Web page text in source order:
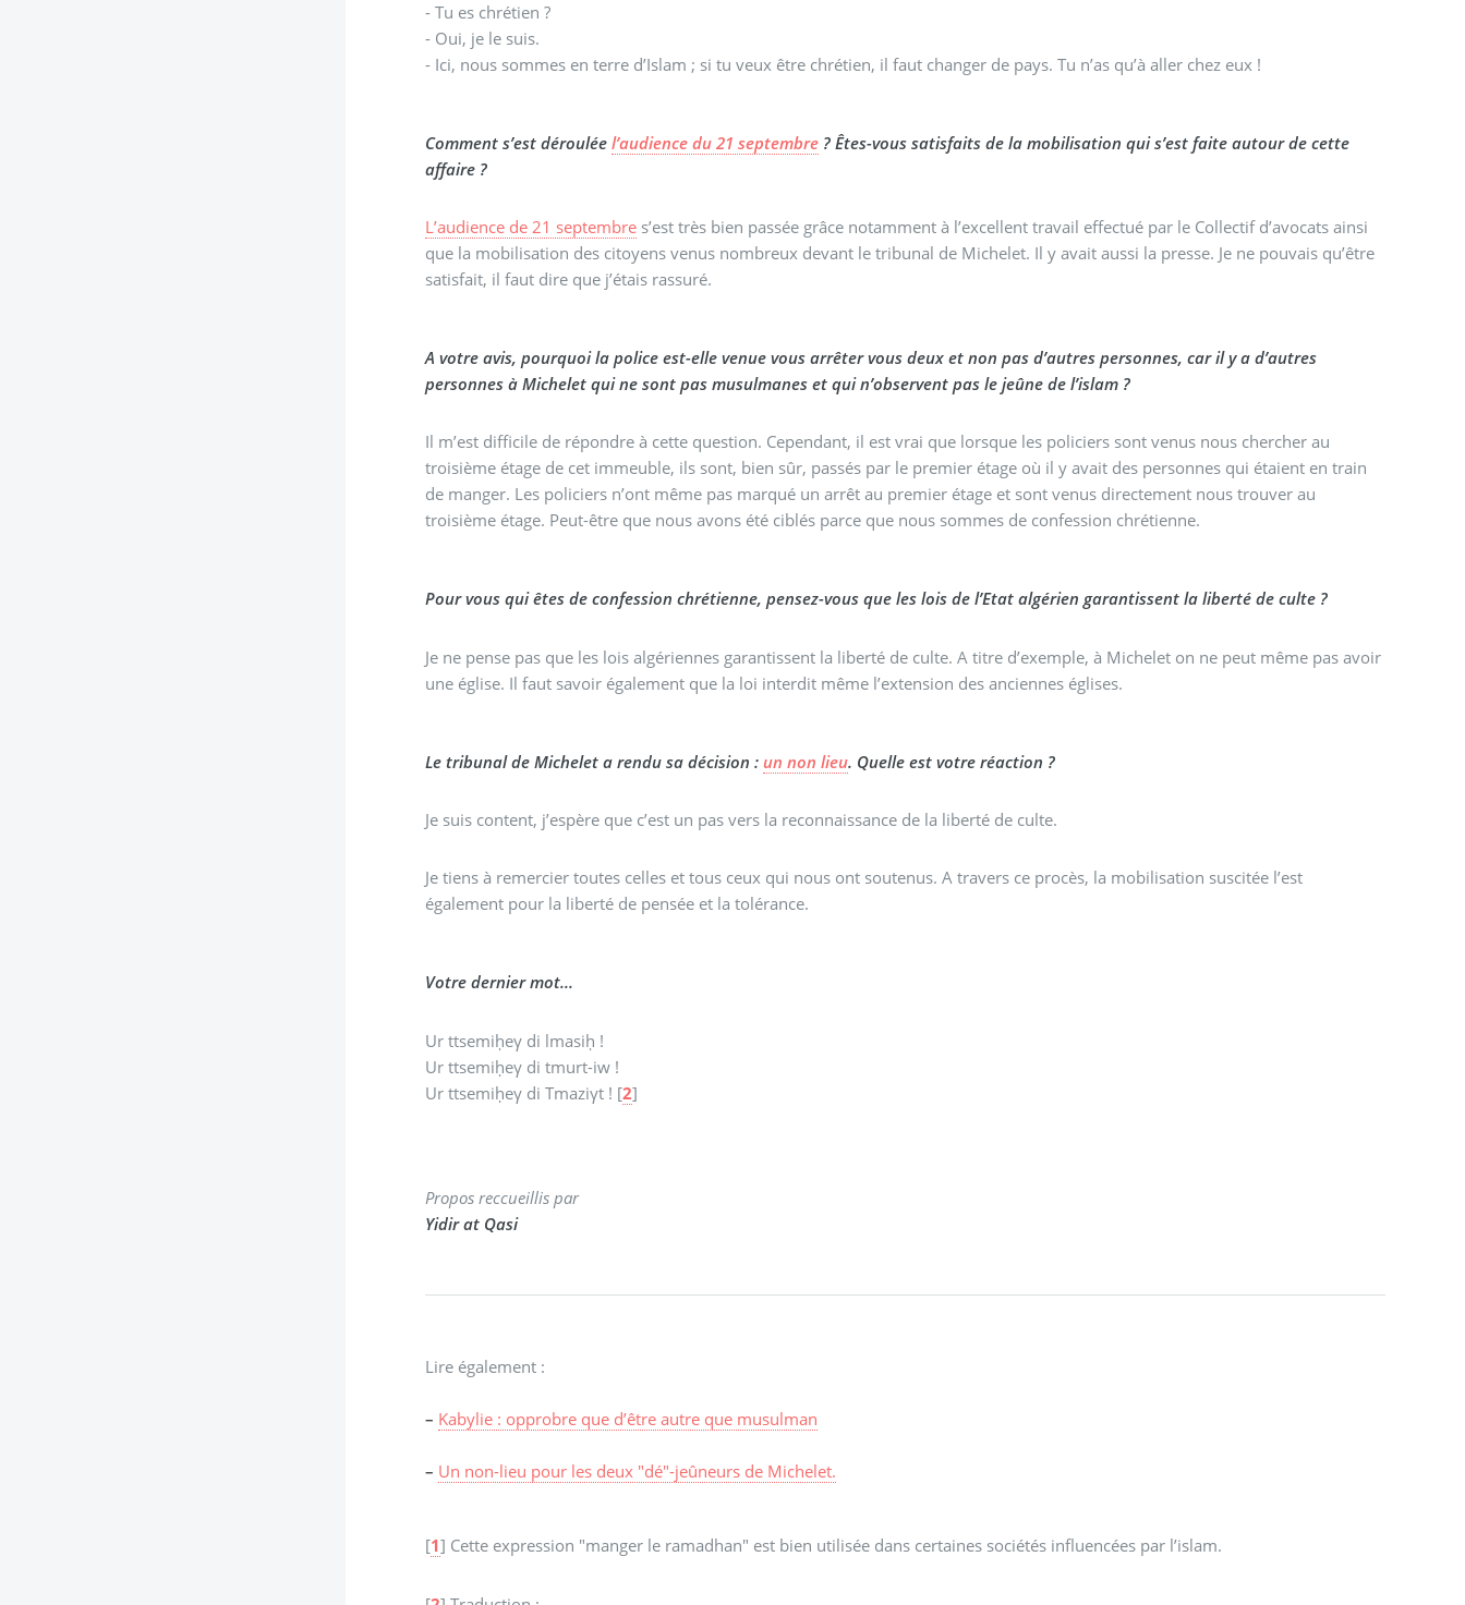
- Tu es chrétien ?
- Oui, je le suis.
- Ici, nous sommes en terre d’Islam ; si tu veux être chrétien, il faut changer de pays. Tu n’as qu’à aller chez eux !
Comment s’est dérouléel’audience du 21 septembre ? Êtes-vous satisfaits de la mobilisation qui s’est faite autour de cette
affaire ?
L’audience de 21 septembre s’est très bien passée grâce notamment à l’excellent travail effectué par le Collectif d’avocats ainsi
que la mobilisation des citoyens venus nombreux devant le tribunal de Michelet. Il y avait aussi la presse. Je ne pouvais qu’être
satisfait, il faut dire que j’étais rassuré.
A votre avis, pourquoi la police est-elle venue vous arrêter vous deux et non pas d’autres personnes, car il y a d’autres
personnes à Michelet qui ne sont pas musulmanes et qui n’observent pas le jeûne de l’islam ?
Il m’est difficile de répondre à cette question. Cependant, il est vrai que lorsque les policiers sont venus nous chercher au
troisième étage de cet immeuble, ils sont, bien sûr, passés par le premier étage où il y avait des personnes qui étaient en train
de manger. Les policiers n’ont même pas marqué un arrêt au premier étage et sont venus directement nous trouver au
troisième étage. Peut-être que nous avons été ciblés parce que nous sommes de confession chrétienne.
Pour vous qui êtes de confession chrétienne, pensez-vous que les lois de l’Etat algérien garantissent la liberté de culte ?
Je ne pense pas que les lois algériennes garantissent la liberté de culte. A titre d’exemple, à Michelet on ne peut même pas avoir
une église. Il faut savoir également que la loi interdit même l’extension des anciennes églises.
Le tribunal de Michelet a rendu sa décision : un non lieu. Quelle est votre réaction ?
Je suis content, j’espère que c’est un pas vers la reconnaissance de la liberté de culte.
Je tiens à remercier toutes celles et tous ceux qui nous ont soutenus. A travers ce procès, la mobilisation suscitée l’est
également pour la liberté de pensée et la tolérance.
Votre dernier mot...
Ur ttsemiḥeγ di lmasiḥ !
Ur ttsemiḥeγ di tmurt-iw !
Ur ttsemiḥeγ di Tmaziγt ! [2]
Propos reccueillis par
Yidir at Qasi
Lire également :
– Kabylie : opprobre que d’être autre que musulman
– Un non-lieu pour les deux "dé"-jeûneurs de Michelet.
[1] Cette expression "manger le ramadhan" est bien utilisée dans certaines sociétés influencées par l’islam.